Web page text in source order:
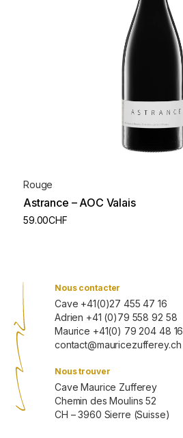
Rouge
Astrance – AOC Valais
59.00CHF
Nous contacter
Cave +41(0)27 455 47 16
Adrien +41 (0)79 558 92 58
Maurice +41(0) 79 204 48 16
contact@mauricezufferey.ch
Nous trouver
Cave Maurice Zufferey
Chemin des Moulins 52
CH – 3960 Sierre (Suisse)